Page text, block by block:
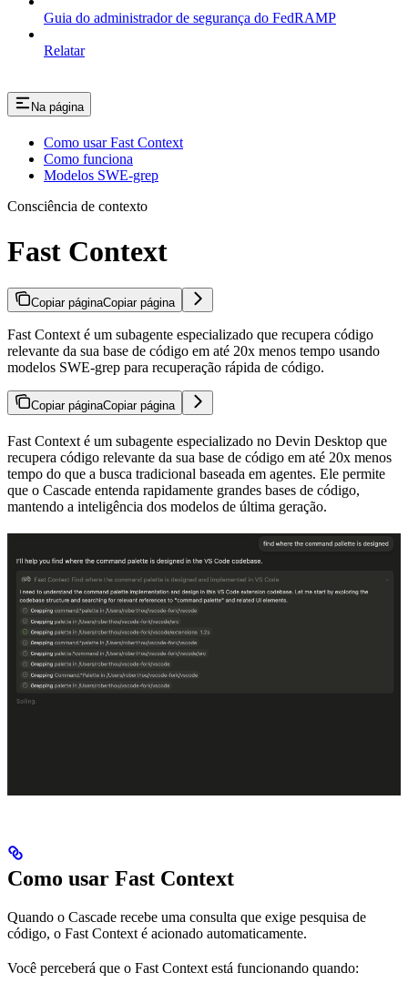
Guia do administrador de segurança do FedRAMP
Relatar
Na página
Como usar Fast Context
Como funciona
Modelos SWE-grep
Consciência de contexto
Fast Context
Copiar páginaCopiar página
Fast Context é um subagente especializado que recupera código
relevante da sua base de código em até 20x menos tempo usando
modelos SWE-grep para recuperação rápida de código.
Copiar páginaCopiar página
Fast Context é um subagente especializado no Devin Desktop que
recupera código relevante da sua base de código em até 20x menos
tempo do que a busca tradicional baseada em agentes. Ele permite
que o Cascade entenda rapidamente grandes bases de código,
mantendo a inteligência dos modelos de última geração.
Como usar Fast Context
Quando o Cascade recebe uma consulta que exige pesquisa de
código, o Fast Context é acionado automaticamente.
Você perceberá que o Fast Context está funcionando quando: